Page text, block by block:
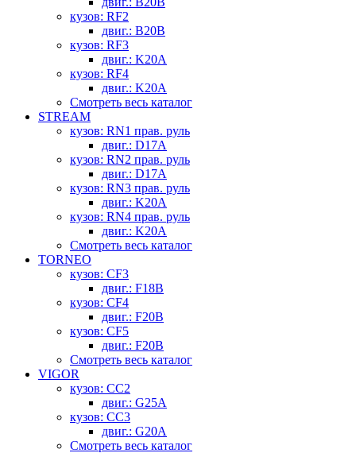
кузов: RF2
двиг.: B20B
кузов: RF3
двиг.: K20A
кузов: RF4
двиг.: K20A
Смотреть весь каталог
STREAM
кузов: RN1 прав. руль
двиг.: D17A
кузов: RN2 прав. руль
двиг.: D17A
кузов: RN3 прав. руль
двиг.: K20A
кузов: RN4 прав. руль
двиг.: K20A
Смотреть весь каталог
TORNEO
кузов: CF3
двиг.: F18B
кузов: CF4
двиг.: F20B
кузов: CF5
двиг.: F20B
Смотреть весь каталог
VIGOR
кузов: CC2
двиг.: G25A
кузов: CC3
двиг.: G20A
Смотреть весь каталог